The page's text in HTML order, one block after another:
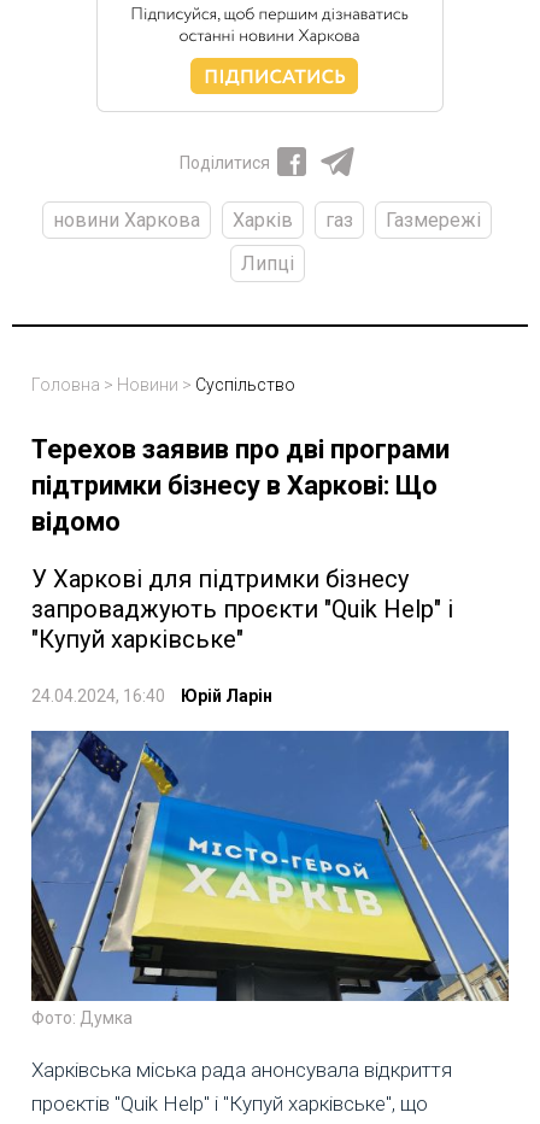
Поділитися
новини Харкова Харків газ
Газмережі
Липці
Головна > Новини > Суспільство
Терехов заявив про дві програми
підтримки бізнесу в Харкові: Що
відомо
У Харкові для підтримки бізнесу
запроваджують проєкти "Quik Help" і
"Купуй харківське"
24.04.2024, 16:40 Юрій Ларін
Фото: Думка
Харківська міська рада анонсувала відкриття
проєктів "Quik Help" і "Купуй харківське", що